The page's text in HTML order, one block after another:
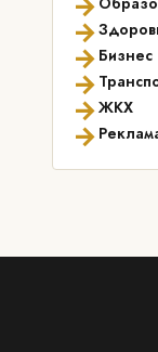
→
→ Бизнес
→
→ЖКХ
→